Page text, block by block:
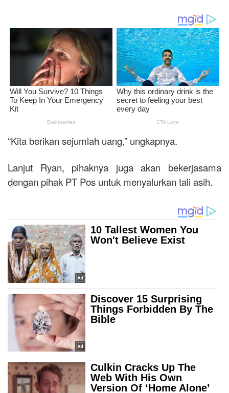
“Kita berikan sejumlah uang,” ungkapnya.
Lanjut Ryan, pihaknya juga akan bekerjasama
dengan pihak PT Pos untuk menyalurkan tali asih.